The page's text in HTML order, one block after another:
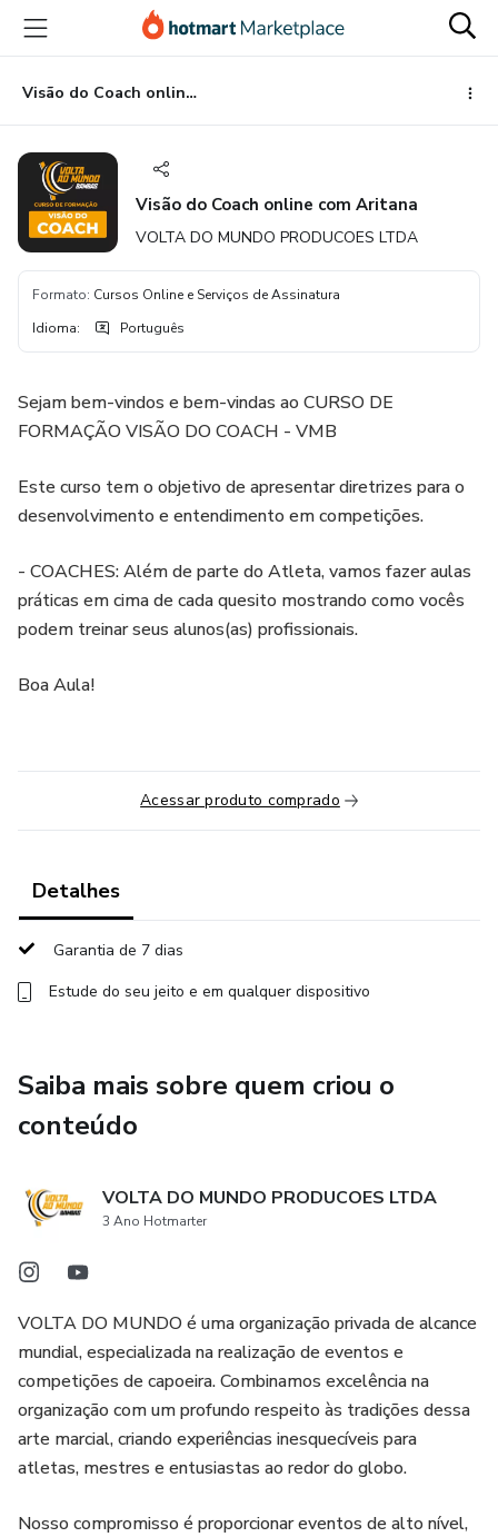
para
conteúdo
principal
para
pagamento
para
rodapé
Visão do Coach online com Aritana
Visão do Coach online com Aritana
VOLTA DO MUNDO PRODUCOES LTDA
Formato: Cursos Online e Serviços de Assinatura
Idioma: Português
Sejam bem-vindos e bem-vindas ao CURSO DE
FORMAÇÃO VISÃO DO COACH - VMB
Este curso tem o objetivo de apresentar diretrizes para o
desenvolvimento e entendimento em competições.
- COACHES: Além de parte do Atleta, vamos fazer aulas
práticas em cima de cada quesito mostrando como vocês
podem treinar seus alunos(as) profissionais.
Boa Aula!
Acessar produto comprado
Detalhes
Garantia de 7 dias
Estude do seu jeito e em qualquer dispositivo
Saiba mais sobre quem criou o
conteúdo
VOLTA DO MUNDO PRODUCOES LTDA
3 Ano Hotmarter
VOLTA DO MUNDO é uma organização privada de alcance
mundial, especializada na realização de eventos e
competições de capoeira. Combinamos excelência na
organização com um profundo respeito às tradições dessa
arte marcial, criando experiências inesquecíveis para
atletas, mestres e entusiastas ao redor do globo.
Nosso compromisso é proporcionar eventos de alto nível,